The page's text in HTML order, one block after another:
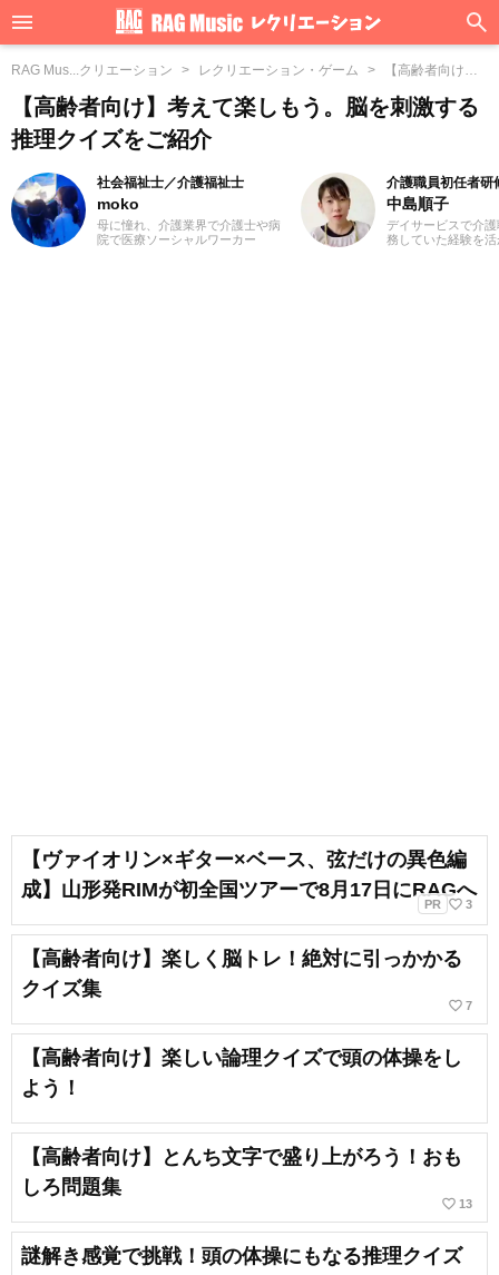
RAG Mus...クリエーション レクリエーション・ゲーム
【高齢者向け】...
クイズをご紹介
【高齢者向け】考えて楽しもう。脳を刺激する
推理クイズをご紹介
社会福祉士／介護福祉士
moko
母に憧れ、介護業界で介護士や病
院で医療ソーシャルワーカー
介護職員初任者研
中島順子
デイサービスで介
務していた経験を
【ヴァイオリン×ギター×ベース、弦だけの異色編
成】山形発RIMが初全国ツアーで8月17日にRAGへ
PR favorite_border 3
【高齢者向け】楽しく脳トレ！絶対に引っかかる
クイズ集
favorite_border 7
【高齢者向け】楽しい論理クイズで頭の体操をし
よう！
【高齢者向け】とんち文字で盛り上がろう！おも
しろ問題集
favorite_border 13
謎解き感覚で挑戦！頭の体操にもなる推理クイズ